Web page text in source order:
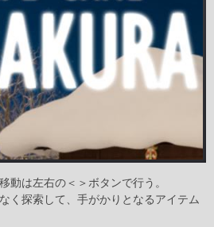
動は左右の＜＞ボタンで行う。
く探索して、手がかりとなるアイテム